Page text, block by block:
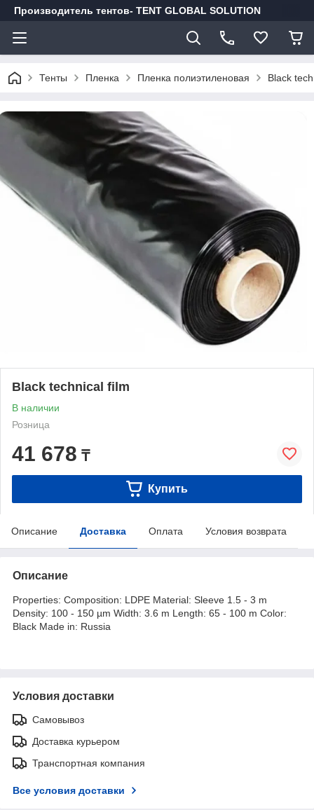
Производитель тентов- TENT GLOBAL SOLUTION
Тенты Пленка Пленка полиэтиленовая Black
Black technical film
В наличии
Розница
41 678 ₸
Купить
Описание Доставка Оплата Условия возврата
Описание
Properties: Composition: LDPE Material: Sleeve 1.5 - 3 m
Density: 100 - 150 µm Width: 3.6 m Length: 65 - 100 m Color:
Black Made in: Russia
Условия доставки
Самовывоз
Доставка курьером
Транспортная компания
Все условия доставки